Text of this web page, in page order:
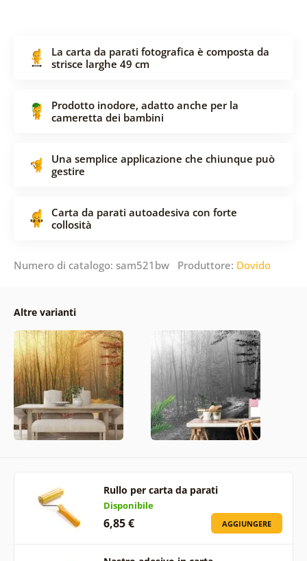
La carta da parati fotografica è composta da
strisce larghe 49 cm
Prodotto inodore, adatto anche per la
cameretta dei bambini
Una semplice applicazione che chiunque può
gestire
Carta da parati autoadesiva con forte
collosità
Numero di catalogo: sam521bw Produttore: Dovido
Altre varianti
Rullo per carta da parati
Disponibile
6,85 € AGGIUNGERE